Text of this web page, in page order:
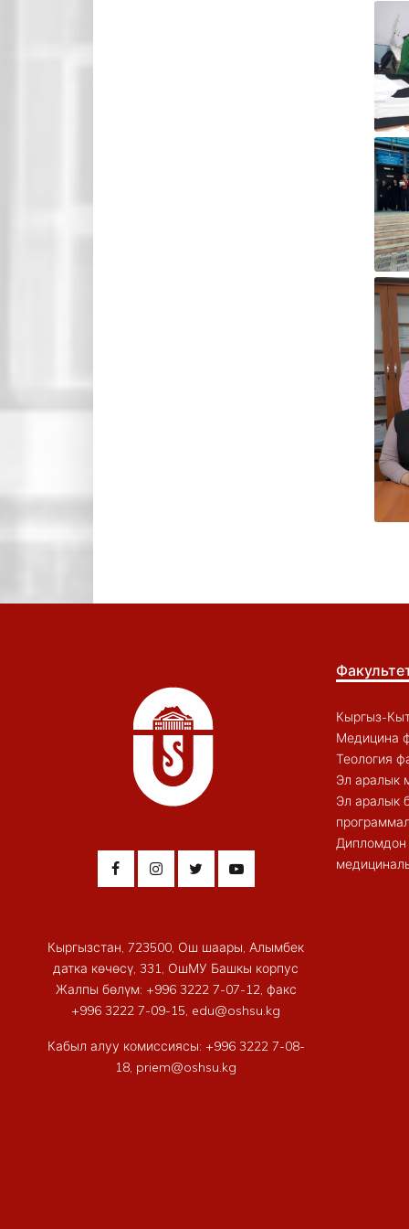
Кыргызстан, 723500, Ош шаары, Алымбек
датка көчөсү, 331, ОшМУ Башкы корпус
Жалпы бөлүм: +996 3222 7-07-12, факс
+996 3222 7-09-15, edu@oshsu.kg
Кабыл алуу комиссиясы: +996 3222 7-08-
18, priem@oshsu.kg
Кыргыз-
Медицина
Теология
Эл аралык
Эл аралык
Дипломдон